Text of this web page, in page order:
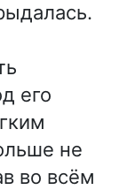
его
не
во всём